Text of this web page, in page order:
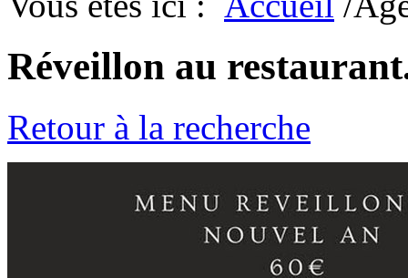
Réveillon au
Retour à la recherche